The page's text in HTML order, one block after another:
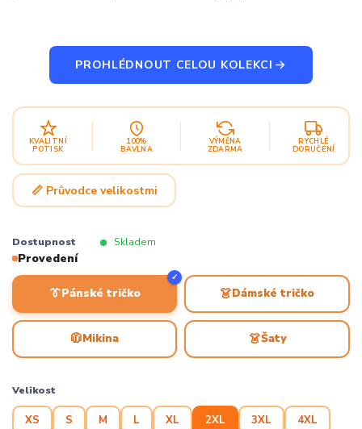
PROHLÉDNOUT CELOU KOLEKCI
KVALITNÍ
POTISK
100%
BAVLNA
VÝMĚNA
ZDARMA
RYCHLÉ
DORUČENÍ
📏 Průvodce velikostmi
Dostupnost Skladem
Provedení
👔Pánské tričko
✓
👗Dámské tričko
🧥Mikina 👗Šaty
Velikost
XS S M L XL 2XL 3XL 4XL